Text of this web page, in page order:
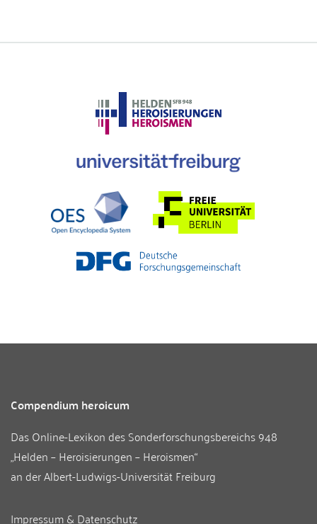
Compendium heroicum
Das Online-Lexikon desSonderforschungsbereichs 948
„Helden – Heroisierungen – Heroismen“
an derAlbert-Ludwigs-Universität Freiburg
Impressum & Datenschutz